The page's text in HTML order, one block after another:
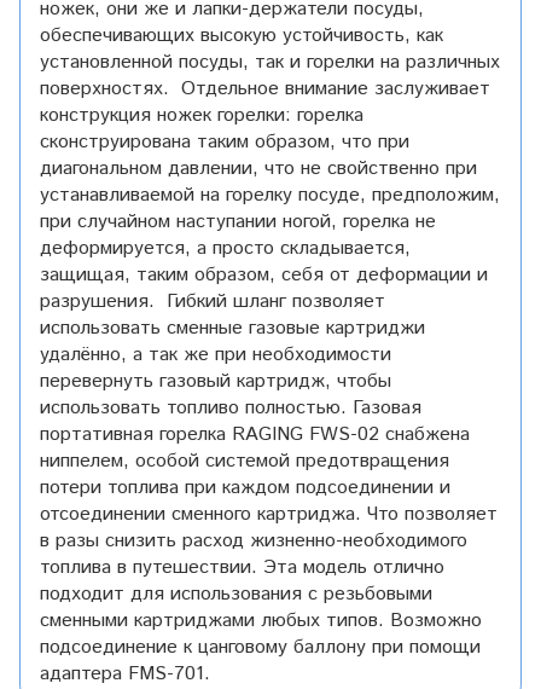
ножек, они же и лапки-держатели посуды,
обеспечивающих высокую устойчивость, как
установленной посуды, так и горелки на различных
поверхностях. Отдельное внимание заслуживает
конструкция ножек горелки: горелка
сконструирована таким образом, что при
диагональном давлении, что не свойственно при
устанавливаемой на горелку посуде, предположим,
при случайном наступании ногой, горелка не
деформируется, а просто складывается,
защищая, таким образом, себя от деформации и
разрушения. Гибкий шланг позволяет
использовать сменные газовые картриджи
удалённо, а так же при необходимости
перевернуть газовый картридж, чтобы
использовать топливо полностью. Газовая
портативная горелка RAGING FWS-02 снабжена
ниппелем, особой системой предотвращения
потери топлива при каждом подсоединении и
отсоединении сменного картриджа. Что позволяет
в разы снизить расход жизненно-необходимого
топлива в путешествии. Эта модель отлично
подходит для использования с резьбовыми
сменными картриджами любых типов. Возможно
подсоединение к цанговому баллону при помощи
адаптера FMS-701.